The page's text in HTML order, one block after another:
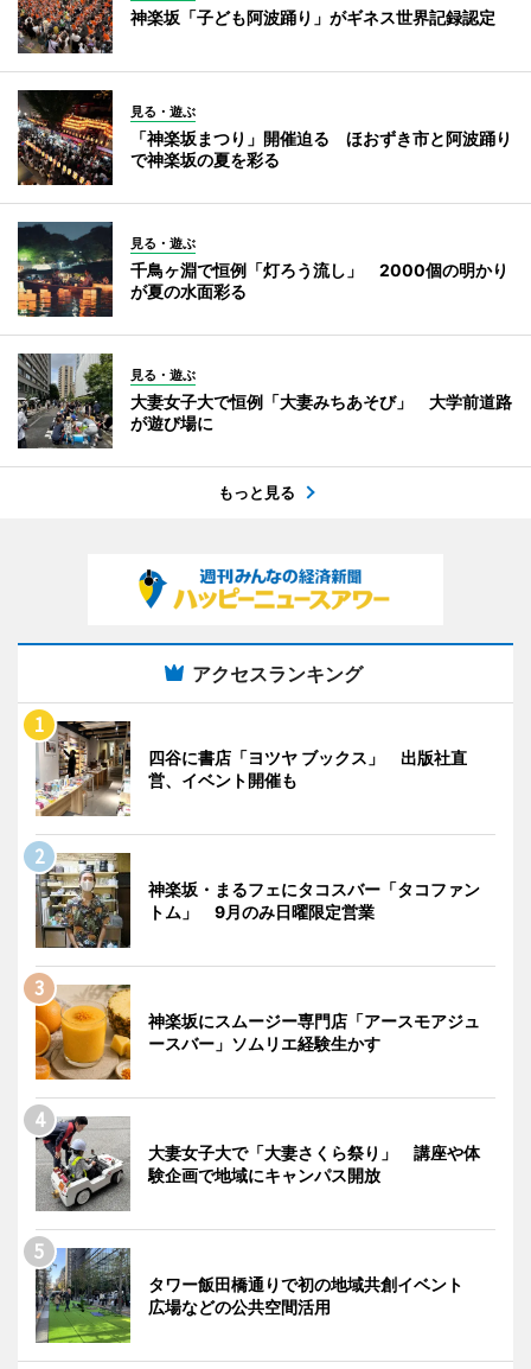
神楽坂「子ども阿波踊り」がギネス世界記録認定
見る・遊ぶ
「神楽坂まつり」開催迫る ほおずき市と阿波踊り
で神楽坂の夏を彩る
見る・遊ぶ
千鳥ヶ淵で恒例「灯ろう流し」 2000個の明かり
が夏の水面彩る
見る・遊ぶ
大妻女子大で恒例「大妻みちあそび」 大学前道路
が遊び場に
もっと見る
アクセスランキング
四谷に書店「ヨツヤ ブックス」 出版社直
営、イベント開催も
神楽坂・まるフェにタコスバー「タコファン
トム」 9月のみ日曜限定営業
神楽坂にスムージー専門店「アースモアジュ
ースバー」ソムリエ経験生かす
大妻女子大で「大妻さくら祭り」 講座や体
験企画で地域にキャンパス開放
タワー飯田橋通りで初の地域共創イベント
広場などの公共空間活用